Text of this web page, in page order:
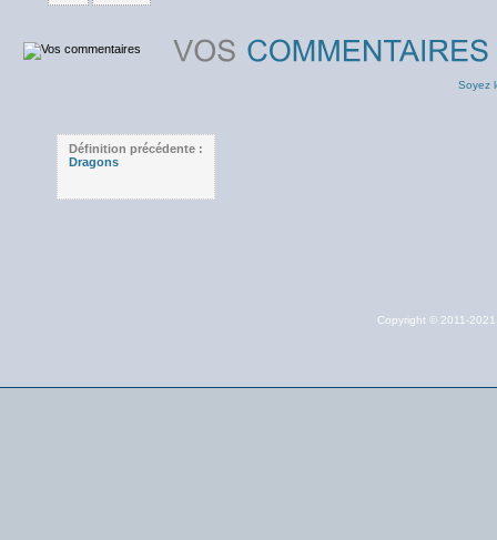
Soyez
Définition précédente :
Dragons
Copyright © 2011-